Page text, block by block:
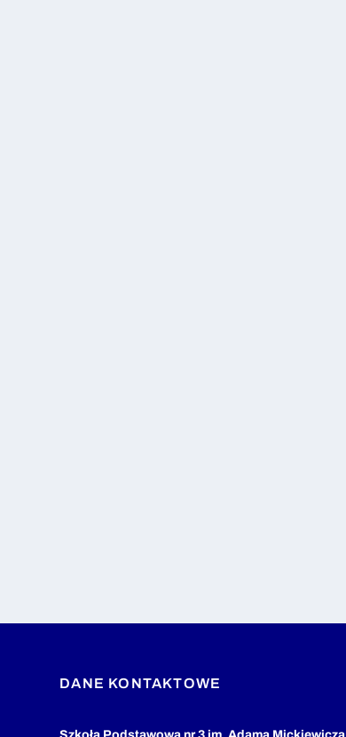
DANE KONTAKTOWE